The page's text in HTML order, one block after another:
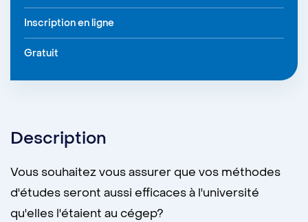
Inscription en ligne
Gratuit
Description
Vous souhaitez vous assurer que vos méthodes
d'études seront aussi efficaces à l'université
qu'elles l'étaient au cégep?